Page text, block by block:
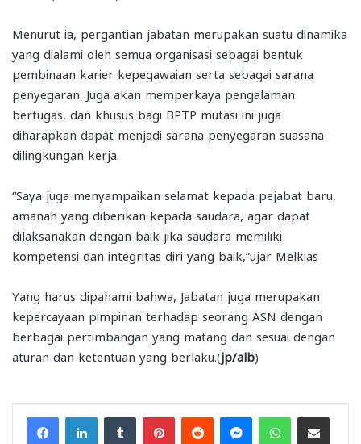
Menurut ia, pergantian jabatan merupakan suatu dinamika
yang dialami oleh semua organisasi sebagai bentuk
pembinaan karier kepegawaian serta sebagai sarana
penyegaran. Juga akan memperkaya pengalaman
bertugas, dan khusus bagi BPTP mutasi ini juga
diharapkan dapat menjadi sarana penyegaran suasana
dilingkungan kerja.
“Saya juga menyampaikan selamat kepada pejabat baru,
amanah yang diberikan kepada saudara, agar dapat
dilaksanakan dengan baik jika saudara memiliki
kompetensi dan integritas diri yang baik,”ujar Melkias
Yang harus dipahami bahwa, Jabatan juga merupakan
kepercayaan pimpinan terhadap seorang ASN dengan
berbagai pertimbangan yang matang dan sesuai dengan
aturan dan ketentuan yang berlaku.(jp/alb)
FacebookLinkedInTumblr PinterestReddit MessengerWhatsAppShare via Email